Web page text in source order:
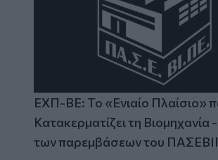
ΕΧΠ-ΒΕ: Το «Ενιαίο Πλαίσιο»
Κατακερματίζει τη Βιομηχανία
των παρεμβάσεων του